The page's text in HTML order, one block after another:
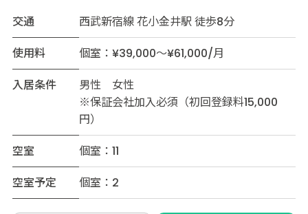
交通
西武新宿線 花小金井駅 徒歩8分
使用料
個室：¥39,000～¥61,000/月
入居条件
男性 女性
※保証会社加入必須（初回登録料15,000
円）
空室
個室：11
空室予定
個室：2